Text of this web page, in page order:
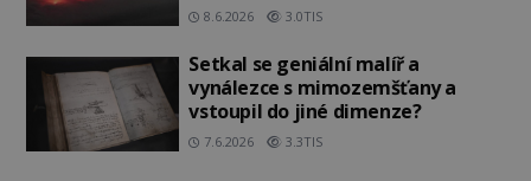
8.6.2026 3.0TIS
Setkal se geniální malíř a
vynálezce s mimozemšťany a
vstoupil do jiné dimenze?
7.6.2026 3.3TIS